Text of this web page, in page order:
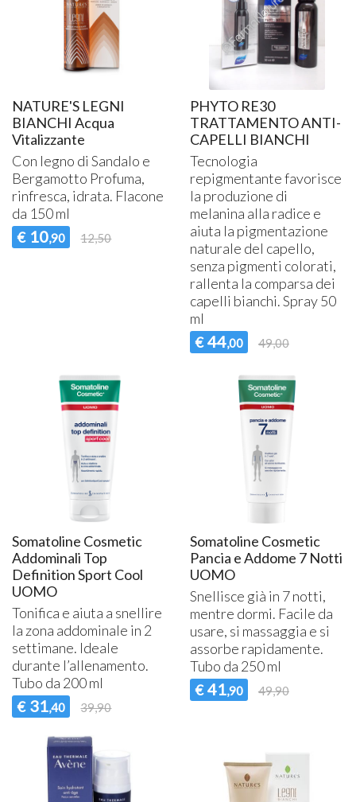
NATURE'S LEGNI
BIANCHI Acqua
Vitalizzante
Con legno di Sandalo e
Bergamotto Profuma,
rinfresca, idrata. Flacone
da 150 ml
€ 10,90 12,50
PHYTO RE30
TRATTAMENTO ANTI-
CAPELLI BIANCHI
Tecnologia
repigmentante favorisce
la produzione di
melanina alla radice e
aiuta la pigmentazione
naturale del capello,
senza pigmenti colorati,
rallenta la comparsa dei
capelli bianchi. Spray 50
ml
€ 44,00 49,00
Somatoline Cosmetic
Addominali Top
Definition Sport Cool
UOMO
Tonifica e aiuta a snellire
la zona addominale in 2
settimane. Ideale
durante l’allenamento.
Tubo da 200 ml
€ 31,40 39,90
Somatoline Cosmetic
Pancia e Addome 7 Notti
UOMO
Snellisce già in 7 notti,
mentre dormi. Facile da
usare, si massaggia e si
assorbe rapidamente.
Tubo da 250 ml
€ 41,90 49,90